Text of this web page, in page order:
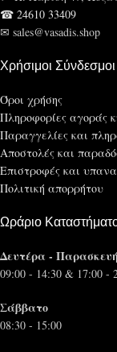
☎ 24610 33409
✉ sales@vasadis.shop
Χρήσιμοι Σύνδεσμοι
Όροι χρήσης
Πληροφορίες αγοράς
Παραγγελίες και
Αποστολές και
Επιστροφές και
Πολιτική απορρήτου
Ωράριο
Δευτέρα - Παρασκευή
09:00 - 14:30 & 17:00 -
Σάββατο
08:30 - 15:00